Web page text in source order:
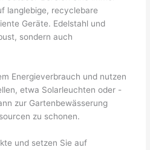
langlebige, recyclebare
Geräte. Edelstahl und
sondern auch
Energieverbrauch und nutzen
etwa Solarleuchten oder -
zur Gartenbewässerung
zu schonen.
und setzen Sie auf